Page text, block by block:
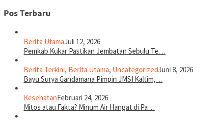
Pos Terbaru
Berita UtamaJuli 12, 2026
Pemkab Kukar Pastikan Jembatan Sebulu Te…
Berita Terkini, Berita Utama, UncategorizedJuni 8, 2026
Bayu Surya Gandamana Pimpin JMSI Kaltim,…
KesehatanFebruari 24, 2026
Mitos atau Fakta? Minum Air Hangat di Pa…